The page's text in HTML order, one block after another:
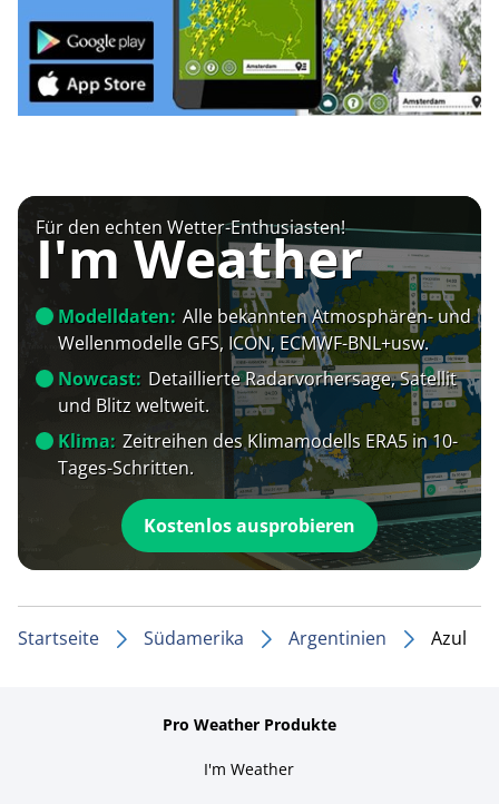
Für den echten Wetter-Enthusiasten!
I'm Weather
Modelldaten: Alle bekannten Atmosphären- und
Wellenmodelle GFS, ICON, ECMWF-BNL+usw.
Nowcast: Detaillierte Radarvorhersage, Satellit
und Blitz weltweit.
Klima: Zeitreihen des Klimamodells ERA5 in 10-
Tages-Schritten.
Kostenlos ausprobieren
Startseite Südamerika Argentinien Azul
Pro Weather Produkte
I'm Weather